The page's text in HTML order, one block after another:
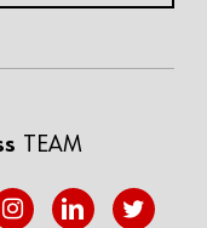
TEAM
twitter
linkedin